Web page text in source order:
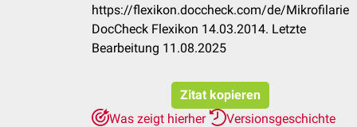
https://flexikon.doccheck.com/de/Mikrofilarie
DocCheck Flexikon 14.03.2014. Letzte
Bearbeitung 11.08.2025
Zitat kopieren
Was zeigt hierher
Versionsgeschichte